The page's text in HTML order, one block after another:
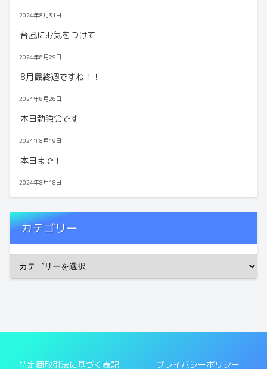
2024年8月31日
台風にお気をつけて
2024年8月29日
8月最終週ですね！！
2024年8月26日
本日勉強会です
2024年8月19日
本日まで！
2024年8月18日
カテゴリー
特定商取引法に基づく表記 プライバシーポリシー